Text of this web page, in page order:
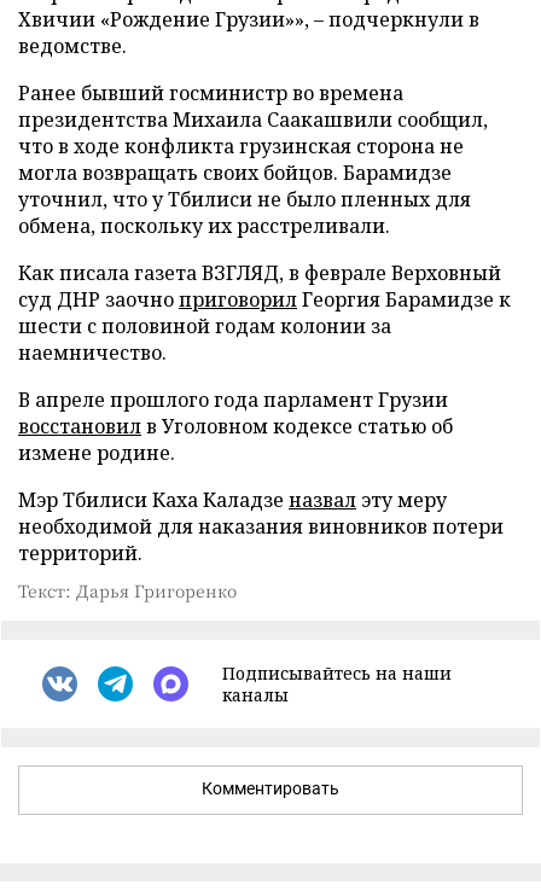
Хвичии «Рождение Грузии»», – подчеркнули в
ведомстве.
Ранее бывший госминистр во времена
президентства Михаила Саакашвили сообщил,
что в ходе конфликта грузинская сторона не
могла возвращать своих бойцов. Барамидзе
уточнил, что у Тбилиси не было пленных для
обмена, поскольку их расстреливали.
Как писала газета ВЗГЛЯД, в феврале Верховный
суд ДНР заочноприговорилГеоргия Барамидзе к
шести с половиной годам колонии за
наемничество.
В апреле прошлого года парламент Грузии
восстановилв Уголовном кодексе статью об
измене родине.
Мэр Тбилиси Каха Каладзе назвал эту меру
необходимой для наказания виновников потери
территорий.
Текст: Дарья Григоренко
Подписывайтесь на наши
каналы
Комментировать